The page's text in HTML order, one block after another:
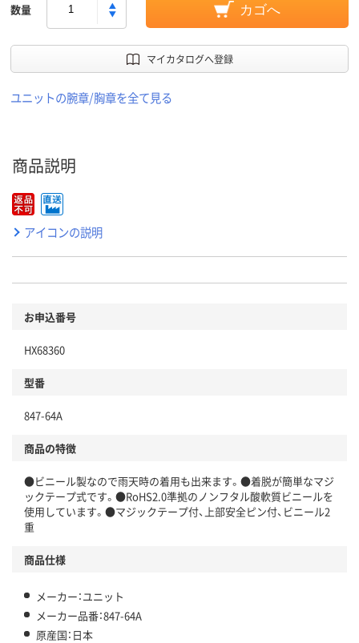
数量 カゴへ
マイカタログへ登録
ユニットの腕章/胸章を全て見る
商品説明
アイコンの説明
お申込番号
HX68360
型番
847-64A
商品の特徴
●ビニール製なので雨天時の着用も出来ます。●着脱が簡単なマジ
ックテープ式です。●RoHS2.0準拠のノンフタル酸軟質ビニールを
使用しています。●マジックテープ付、上部安全ピン付、ビニール2
重
商品仕様
メーカー：ユニット
メーカー品番：847-64A
原産国：日本